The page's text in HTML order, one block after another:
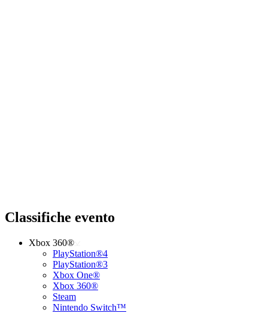
Classifiche evento
Xbox 360®
PlayStation®4
PlayStation®3
Xbox One®
Xbox 360®
Steam
Nintendo Switch™